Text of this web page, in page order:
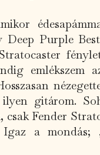
Deep Purple
emlékszem
gitárom.
Fender
Igaz a